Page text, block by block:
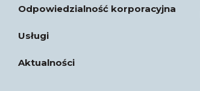
Odpowiedzialność korporacyjna
Usługi
Aktualności